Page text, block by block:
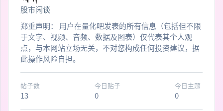
股市闲谈
郑重声明： 用户在量化吧发表的所有信息（包括但不限
于文字、视频、音频、数据及图表）仅代表其个人观
点，与本网站立场无关，不对您构成任何投资建议，据
此操作风险自担。
帖子数
13
今日贴子
0
今日主题
0